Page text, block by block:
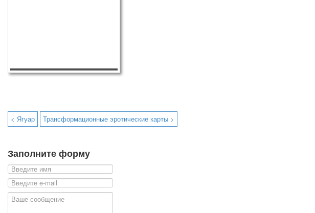
< Ягуар Трансформационные эротические карты >
Заполните форму